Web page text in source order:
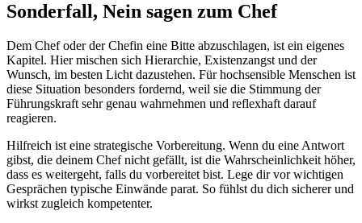
Sonderfall, Nein sagen zum Chef
Dem Chef oder der Chefin eine Bitte abzuschlagen, ist ein eigenes
Kapitel. Hier mischen sich Hierarchie, Existenzangst und der
Wunsch, im besten Licht dazustehen. Für hochsensible Menschen ist
diese Situation besonders fordernd, weil sie die Stimmung der
Führungskraft sehr genau wahrnehmen und reflexhaft darauf
reagieren.
Hilfreich ist eine strategische Vorbereitung. Wenn du eine Antwort
gibst, die deinem Chef nicht gefällt, ist die Wahrscheinlichkeit höher,
dass es weitergeht, falls du vorbereitet bist. Lege dir vor wichtigen
Gesprächen typische Einwände parat. So fühlst du dich sicherer und
wirkst zugleich kompetenter.